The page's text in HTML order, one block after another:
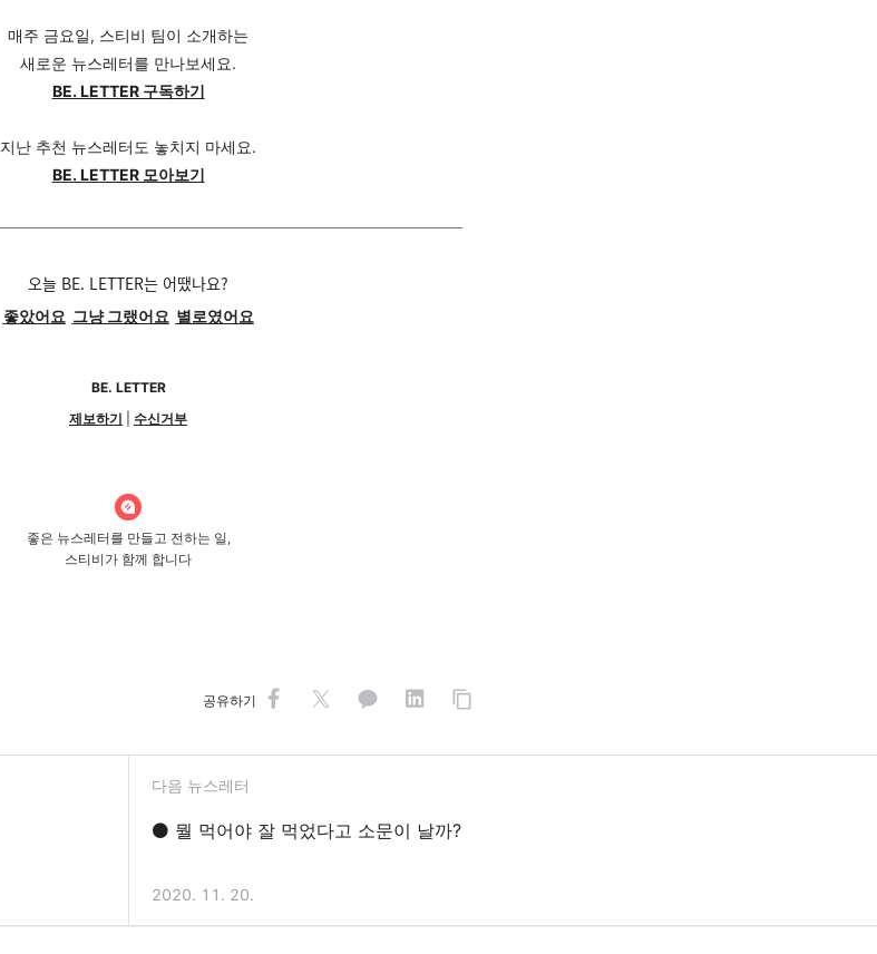
매주 금요일, 스티비 팀이 소개하는
새로운 뉴스레터를 만나보세요.
BE. LETTER 구독하기
지난 추천 뉴스레터도 놓치지 마세요.
BE. LETTER 모아보기
오늘 BE. LETTER는 어땠나요?
좋았어요 그냥 그랬어요 별로였어요
BE. LETTER
제보하기
수신거부
좋은 뉴스레터를 만들고 전하는 일,
스티비가 함께 합니다
공유하기
다음 뉴스레터
⚫ 뭘 먹어야 잘 먹었다고 소문이 날까?
2020. 11. 20.